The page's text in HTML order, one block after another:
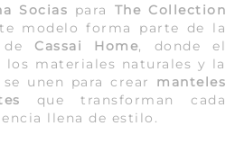
Socias para The Collection
modelo forma parte de la
de Cassai Home, donde el
los materiales naturales y la
unen para crear manteles
que transforman cada
llena de estilo.